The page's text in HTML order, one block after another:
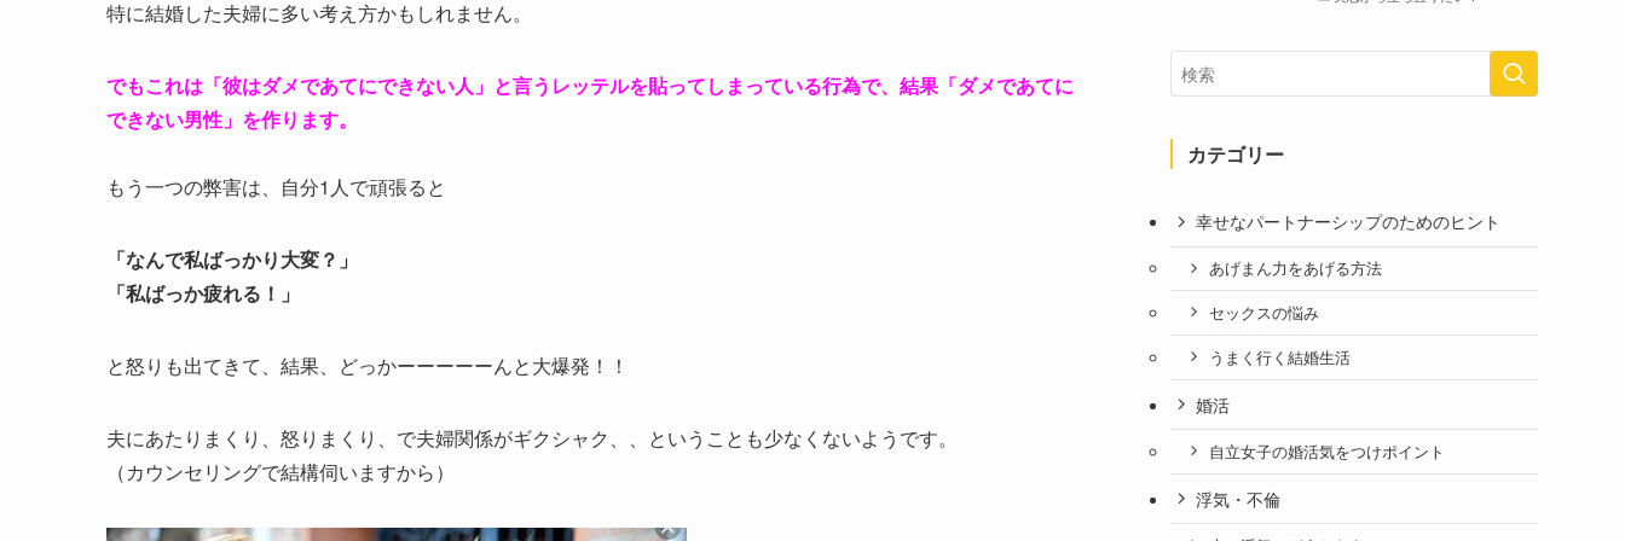
特に結婚した夫婦に多い考え方かもしれません。
でもこれは「彼はダメであてにできない人」と言うレッテルを貼ってしまっている行為で、結果「ダメであてに
できない男性」を作ります。
もう一つの弊害は、自分1人で頑張ると
「なんで私ばっかり大変？」
「私ばっか疲れる！」
と怒りも出てきて、結果、どっかーーーーーんと大爆発！！
夫にあたりまくり、怒りまくり、で夫婦関係がギクシャク、、ということも少なくないようです。
（カウンセリングで結構伺いますから）
カテゴリー
幸せなパートナーシップのためのヒント
あげまん力をあげる方法
セックスの悩み
うまく行く結婚生活
婚活
自立女子の婚活気をつけポイント
浮気・不倫